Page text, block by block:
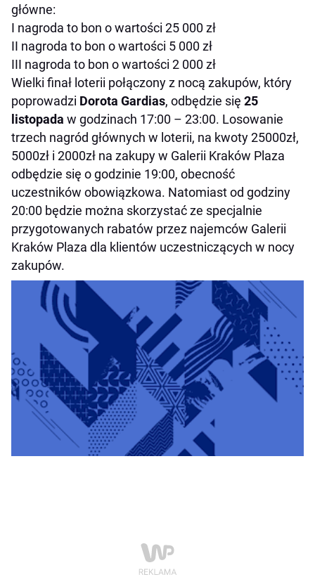
główne:
I nagroda to bon o wartości 25 000 zł
II nagroda to bon o wartości 5 000 zł
III nagroda to bon o wartości 2 000 zł
Wielki finał loterii połączony z nocą zakupów, który
poprowadzi Dorota Gardias, odbędzie się 25
listopada w godzinach 17:00 – 23:00. Losowanie
trzech nagród głównych w loterii, na kwoty 25000zł,
5000zł i 2000zł na zakupy w Galerii Kraków Plaza
odbędzie się o godzinie 19:00, obecność
uczestników obowiązkowa. Natomiast od godziny
20:00 będzie można skorzystać ze specjalnie
przygotowanych rabatów przez najemców Galerii
Kraków Plaza dla klientów uczestniczących w nocy
zakupów.